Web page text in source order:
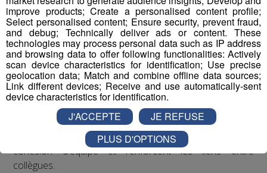
Concernant le bien-être au travail, le Groupe Mont Blanc
Médias organise depuis plusieurs années des
séminaires d’entreprise qui permettent à ses
collaborateurs de partager des moments conviviaux qui
sortent du cadre formel du travail. De plus, il est
régulièrement proposé aux salariés de participer à des
événements festifs (rencontres sportives avec les clubs
partenaires comme les Pionniers de Chamonix ou le FC
Annecy, festivals de musique...) qui accroissent la
cohésion d'équipe et renforcent les liens entre
collègues.
improve products; Create a personalised content profile;
Select personalised content; Ensure security, prevent fraud,
and debug; Technically deliver ads or content. These
technologies may process personal data such as IP address
and browsing data to offer following functionalities: Actively
scan device characteristics for identification; Use precise
geolocation data; Match and combine offline data sources;
Link different devices; Receive and use automatically-sent
device characteristics for identification.
J'ACCEPTE
JE REFUSE
PLUS D'OPTIONS